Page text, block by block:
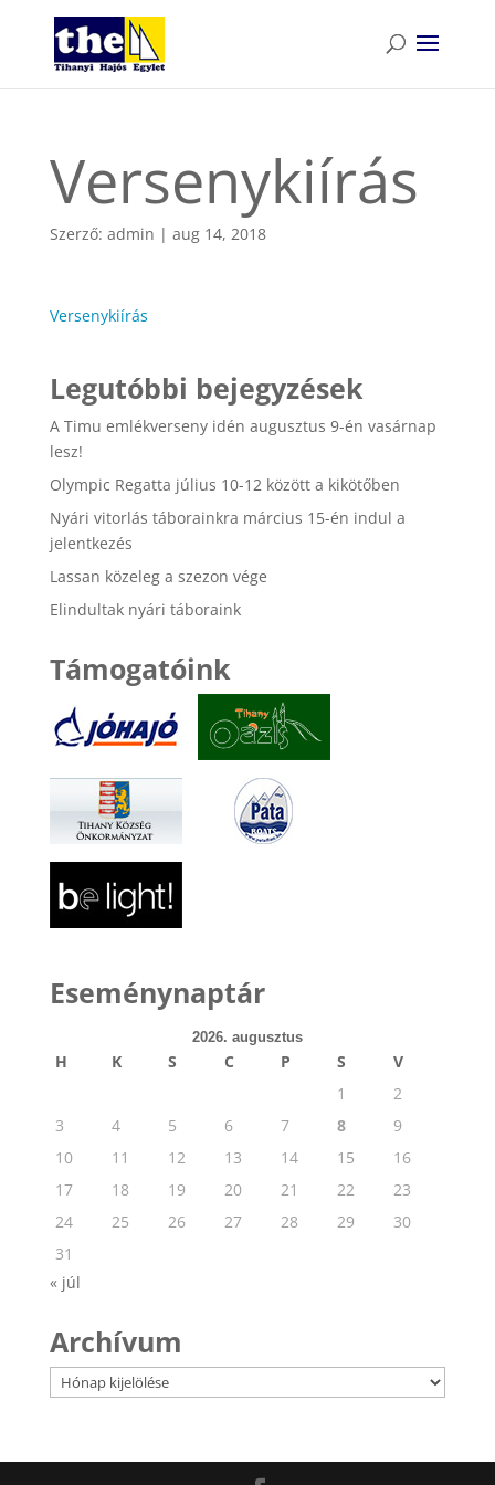
Versenykiírás
Szerző: admin | aug 14, 2018
Versenykiírás
Legutóbbi bejegyzések
A Timu emlékverseny idén augusztus 9-én vasárnap
lesz!
Olympic Regatta július 10-12 között a kikötőben
Nyári vitorlás táborainkra március 15-én indul a
jelentkezés
Lassan közeleg a szezon vége
Elindultak nyári táboraink
Támogatóink
Eseménynaptár
2026. augusztus
H K S C P S
V
1
2
3
4 5 6 7 8
9
10
11 12 13 14 15
16
17
18 19 20 21 22
23
24
25 26 27 28 29
30
31
« júl
Archívum
Archívum